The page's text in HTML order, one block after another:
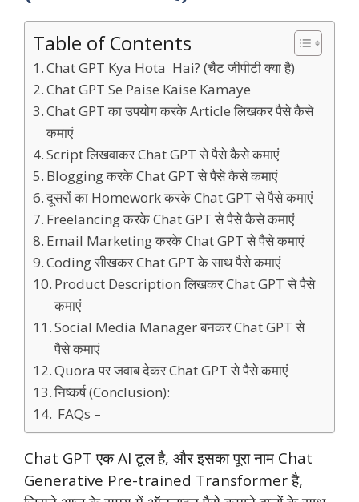
Table of Contents
Chat GPT Kya Hota Hai? (चैट जीपीटी क्या है)
Chat GPT Se Paise Kaise Kamaye
Chat GPT का उपयोग करके Article लिखकर पैसे कैसे
कमाएं
Script लिखवाकर Chat GPT से पैसे कैसे कमाएं
Blogging करके Chat GPT से पैसे कैसे कमाएं
दूसरों का Homework करके Chat GPT से पैसे कमाएं
Freelancing करके Chat GPT से पैसे कैसे कमाएं
Email Marketing करके Chat GPT से पैसे कमाएं
Coding सीखकर Chat GPT के साथ पैसे कमाएं
Product Description लिखकर Chat GPT से पैसे
कमाएं
Social Media Manager बनकर Chat GPT से
पैसे कमाएं
Quora पर जवाब देकर Chat GPT से पैसे कमाएं
निष्कर्ष (Conclusion):
FAQs –
Chat GPT एक AI टूल है, और इसका पूरा नाम Chat
Generative Pre-trained Transformer है,